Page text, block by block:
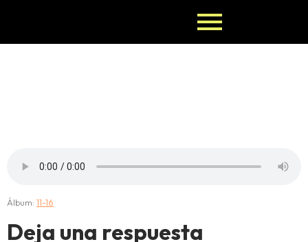
Álbum: 11-16
Deja una respuesta